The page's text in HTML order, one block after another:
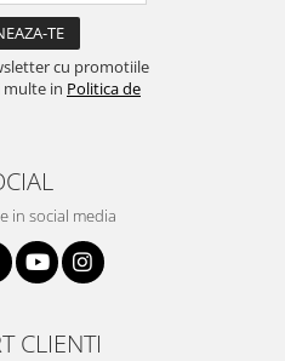
cu promotiile
multe in Politica de
in social media
CLIENTI